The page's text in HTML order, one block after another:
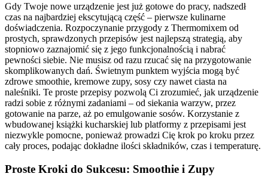
Gdy Twoje nowe urządzenie jest już gotowe do pracy, nadszedł
czas na najbardziej ekscytującą część – pierwsze kulinarne
doświadczenia. Rozpoczynanie przygody z Thermomixem od
prostych, sprawdzonych przepisów jest najlepszą strategią, aby
stopniowo zaznajomić się z jego funkcjonalnością i nabrać
pewności siebie. Nie musisz od razu rzucać się na przygotowanie
skomplikowanych dań. Świetnym punktem wyjścia mogą być
zdrowe smoothie, kremowe zupy, sosy czy nawet ciasta na
naleśniki. Te proste przepisy pozwolą Ci zrozumieć, jak urządzenie
radzi sobie z różnymi zadaniami – od siekania warzyw, przez
gotowanie na parze, aż po emulgowanie sosów. Korzystanie z
wbudowanej książki kucharskiej lub platformy z przepisami jest
niezwykle pomocne, ponieważ prowadzi Cię krok po kroku przez
cały proces, podając dokładne ilości składników, czas i temperaturę.
Proste Kroki do Sukcesu: Smoothie i Zupy